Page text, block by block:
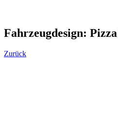
Fahrzeugdesign:
Zurück